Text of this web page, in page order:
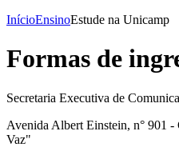
InícioEnsinoEstude na Unicamp
Formas de
Secretaria Executiva de
Avenida Albert Einstein, n° 901
Vaz"